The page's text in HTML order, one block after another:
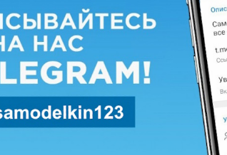
просверлить отверстие в трубке небольшого
диаметра, то сделать
3 663 просмотров